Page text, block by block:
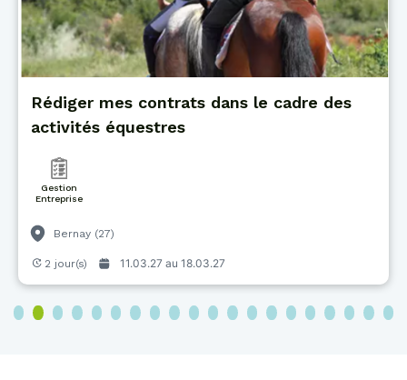
Rédiger mes contrats dans le cadre des
activités équestres
Gestion
Entreprise
Bernay (27)
2 jour(s) 11.03.27 au 18.03.27
3 4 5 6 7 8 9 10 11 12 13 14 15 16 17 18 19 20